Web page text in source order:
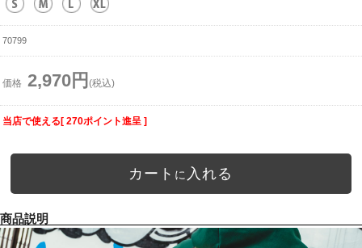
70799
価格 2,970円 (税込)
当店で使える[ 270ポイント進呈 ]
カート に 入れる
商品説明